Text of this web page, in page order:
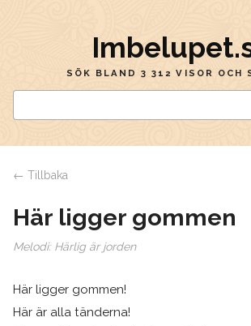
SÖK BLAND 3 312 VISOR OCH
← Tillbaka
Här ligger gommen
Melodi: Härlig är jorden
Här ligger gommen!
Här är alla tänderna!